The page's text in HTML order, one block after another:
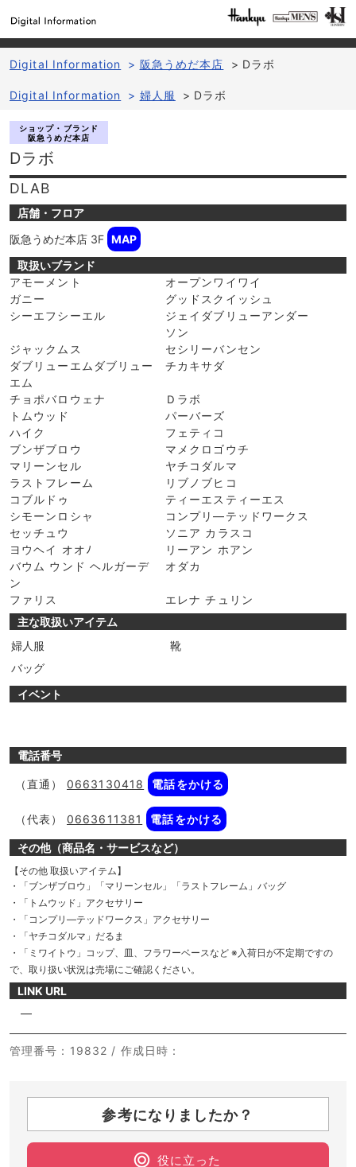
Digital Information > 阪急うめだ本店 > Dラボ
Digital Information > 婦人服 > Dラボ
ショップ・ブランド
阪急うめだ本店
Dラボ
DLAB
店舗・フロア
阪急うめだ本店 3F MAP
取扱いブランド
アモーメント
オープンワイワイ
ガニー
グッドスクイッシュ
シーエフシーエル
ジェイダブリューアンダー
ソン
ジャックムス
セシリーバンセン
ダブリューエムダブリュー
エム
チカキサダ
チョポバロウェナ
Ｄラボ
トムウッド
パーバーズ
ハイク
フェティコ
ブンザブロウ
マメクロゴウチ
マリーンセル
ヤチコダルマ
ラストフレーム
リブノブヒコ
コブルドゥ
ティーエスティーエス
シモーンロシャ
コンプリ―テッドワークス
セッチュウ
ソニア カラスコ
ヨウヘイ オオﾉ
リーアン ホアン
バウム ウンド ヘルガーデ
ン
オダカ
ファリス
エレナ チュリン
主な取扱いアイテム
婦人服
靴
バッグ
イベント
電話番号
（直通） 0663130418 電話をかける
（代表） 0663611381 電話をかける
その他（商品名・サービスなど）
【その他 取扱いアイテム】
・「ブンザブロウ」「マリーンセル」「ラストフレーム」バッグ
・「トムウッド」アクセサリー
・「コンプリ―テッドワークス」アクセサリー
・「ヤチコダルマ」だるま
・「ミワイトウ」コップ、皿、フラワーベースなど ※入荷日が不定期ですの
で、取り扱い状況は売場にご確認ください。
LINK URL
―
管理番号 ：19832 / 作成日時 ：
参考になりましたか？
役に立った